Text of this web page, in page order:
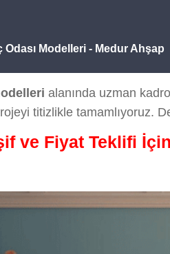
Odası Modelleri - Medur Ahşap
alanında uzman
titizlikle tamamlıyoruz.
ve Fiyat Teklifi